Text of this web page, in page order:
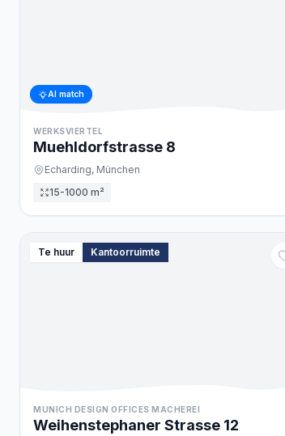
AI match
WERKSVIERTEL
Muehldorfstrasse 8
Echarding, München
15-1000 m²
Te huur Kantoorruimte
MUNICH DESIGN OFFICES MACHEREI
Weihenstephaner Strasse 12